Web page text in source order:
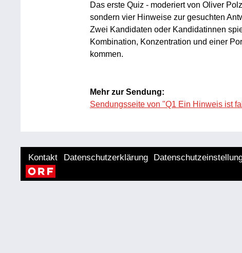
Das erste Quiz - moderiert von Oliver
sondern vier Hinweise zur gesuchten
Zwei Kandidaten oder Kandidatinnen
Kombination, Konzentration und einer
kommen.
Mehr zur Sendung:
Sendungsseite von "Q1 Ein Hinweis ist
Kontakt Datenschutzerklärung